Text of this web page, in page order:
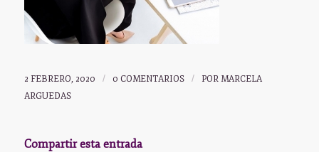
2 FEBRERO, 2020 / 0 COMENTARIOS / POR MARCELA
ARGUEDAS
Compartir esta entrada